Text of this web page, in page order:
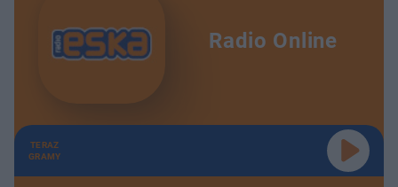
Radio Online
TERAZ
GRAMY